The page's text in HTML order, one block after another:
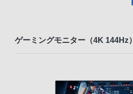
ゲーミングモニター（4K 144Hz）